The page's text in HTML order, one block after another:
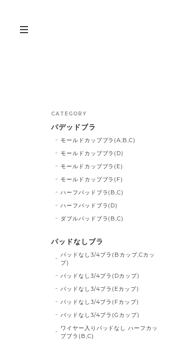
CATEGORY
パデッドブラ
モールドカップブラ(A,B,C)
モールドカップブラ(D)
モールドカップブラ(E)
モールドカップブラ(F)
ハーフパッドブラ(B,C)
ハーフパッドブラ(D)
ダブルパッドブラ(B,C)
パッドなしブラ
パッドなし3/4ブラ(Bカップ,Cカッ
プ)
パッドなし3/4ブラ(Dカップ)
パッドなし3/4ブラ(Eカップ)
パッドなし3/4ブラ(Fカップ)
パッドなし3/4ブラ(Gカップ)
ワイヤー入りパッドなし ハーフカッ
プブラ(B,C)